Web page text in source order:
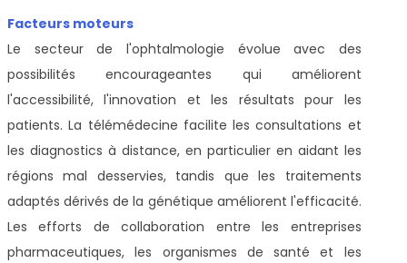
Facteurs moteurs
Le secteur de l'ophtalmologie évolue avec des
possibilités encourageantes qui améliorent
l'accessibilité, l'innovation et les résultats pour les
patients. La télémédecine facilite les consultations et
les diagnostics à distance, en particulier en aidant les
régions mal desservies, tandis que les traitements
adaptés dérivés de la génétique améliorent l'efficacité.
Les efforts de collaboration entre les entreprises
pharmaceutiques, les organismes de santé et les